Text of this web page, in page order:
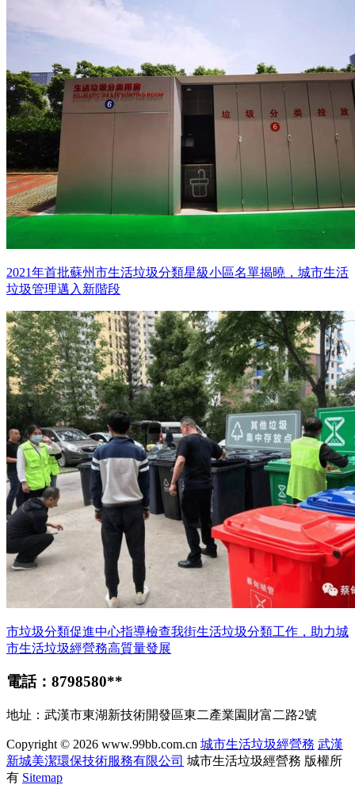
2021年首批蘇州市生活垃圾分類星級小區名單揭曉，城市生活
垃圾管理邁入新階段
市垃圾分類促進中心指導檢查我街生活垃圾分類工作，助力城
市生活垃圾經營務高質量發展
電話：8798580**
地址：武漢市東湖新技術開發區東二產業園財富二路2號
Copyright © 2026 www.99bb.com.cn 城市生活垃圾經營務 武漢
新城美潔環保技術服務有限公司 城市生活垃圾經營務 版權所
有 Sitemap